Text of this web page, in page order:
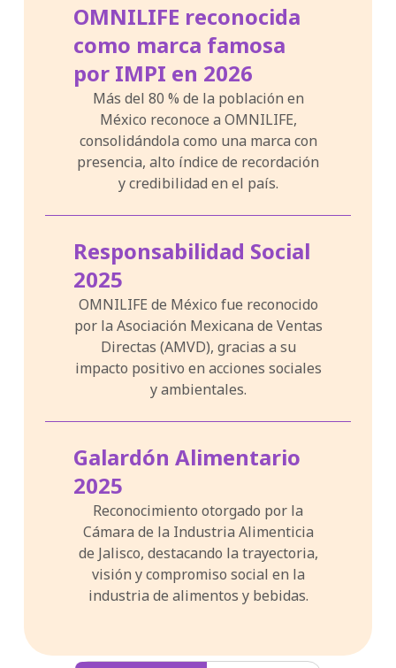
OMNILIFE reconocida
como marca famosa
por IMPI en 2026
Más del 80 % de la población en
México reconoce a OMNILIFE,
consolidándola como una marca con
presencia, alto índice de recordación
y credibilidad en el país.
Responsabilidad Social
2025
OMNILIFE de México fue reconocido
por la Asociación Mexicana de Ventas
Directas (AMVD), gracias a su
impacto positivo en acciones sociales
y ambientales.
Galardón Alimentario
2025
Reconocimiento otorgado por la
Cámara de la Industria Alimenticia
de Jalisco, destacando la trayectoria,
visión y compromiso social en la
industria de alimentos y bebidas.